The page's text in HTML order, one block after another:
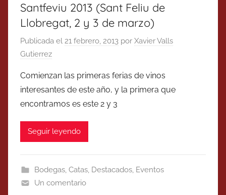
Santfeviu 2013 (Sant Feliu de
Llobregat, 2 y 3 de marzo)
Publicada el 21 febrero, 2013 por Xavier Valls
Gutierrez
Comienzan las primeras ferias de vinos
interesantes de este año, y la primera que
encontramos es este 2 y 3
Seguir leyendo
Bodegas, Catas, Destacados, Eventos
Un comentario